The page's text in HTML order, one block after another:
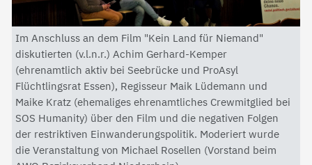
Im Anschluss an dem Film "Kein Land für Niemand"
diskutierten (v.l.n.r.) Achim Gerhard-Kemper
(ehrenamtlich aktiv bei Seebrücke und ProAsyl
Flüchtlingsrat Essen), Regisseur Maik Lüdemann und
Maike Kratz (ehemaliges ehrenamtliches Crewmitglied bei
SOS Humanity) über den Film und die negativen Folgen
der restriktiven Einwanderungspolitik. Moderiert wurde
die Veranstaltung von Michael Rosellen (Vorstand beim